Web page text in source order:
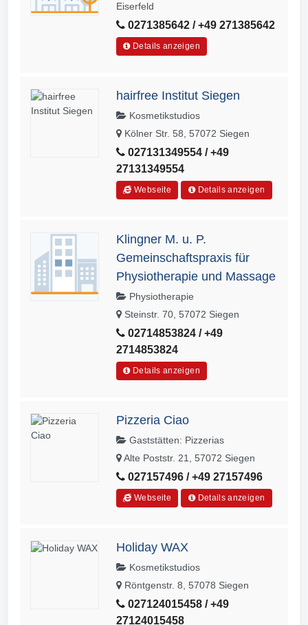
Eiserfeld
0271385642 / +49 271385642
Details anzeigen
hairfree Institut Siegen
Kosmetikstudios
Kölner Str. 58, 57072 Siegen
027131349554 / +49
27131349554
Webseite Details anzeigen
Klingner M. u. P.
Gemeinschaftspraxis für
Physiotherapie und Massage
Physiotherapie
Steinstr. 70, 57072 Siegen
02714853824 / +49
2714853824
Details anzeigen
Pizzeria Ciao
Gaststätten: Pizzerias
Alte Poststr. 21, 57072 Siegen
027157496 / +49 27157496
Webseite Details anzeigen
Holiday WAX
Kosmetikstudios
Röntgenstr. 8, 57078 Siegen
027124015458 / +49
27124015458